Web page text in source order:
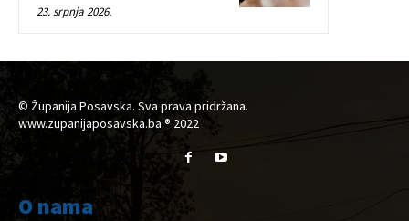
23. srpnja 2026.
© Županija Posavska. Sva prava pridržana.
www.zupanijaposavska.ba ® 2022
O nama